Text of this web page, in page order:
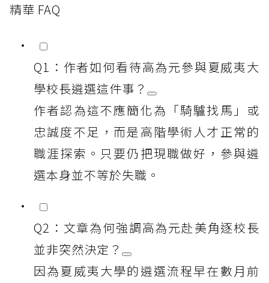
精華 FAQ
Q1：作者如何看待高為元參與夏威夷大
學校長遴選這件事？
作者認為這不應簡化為「騎驢找馬」或
忠誠度不足，而是高階學術人才正常的
職涯探索。只要仍把現職做好，參與遴
選本身並不等於失職。
Q2：文章為何強調高為元赴美角逐校長
並非突然決定？
因為夏威夷大學的遴選流程早在數月前